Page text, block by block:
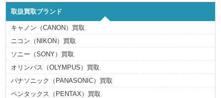
取扱買取ブランド
キャノン（CANON）買取
ニコン（NIKON）買取
ソニー（SONY）買取
オリンパス（OLYMPUS）買取
パナソニック（PANASONIC）買取
ペンタックス（PENTAX）買取